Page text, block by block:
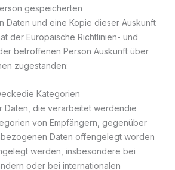
gespeicherten
Daten und eine Kopie dieser Auskunft
der Europäische Richtlinien- und
betroffenen Person Auskunft über
zugestanden:
Kategorien
Daten, die verarbeitet werdendie
von Empfängern, gegenüber
Daten offengelegt worden
werden, insbesondere bei
oder bei internationalen